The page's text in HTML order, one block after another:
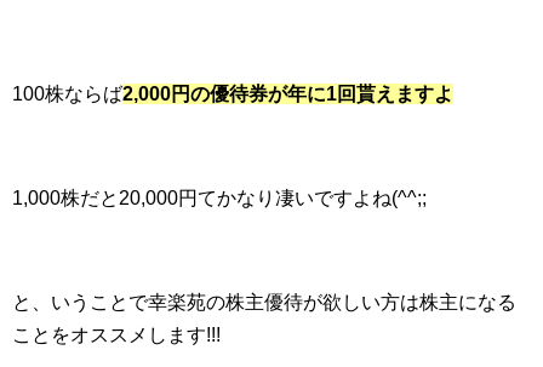
100株ならば2,000円の優待券が年に1回貰えますよ
1,000株だと20,000円てかなり凄いですよね(^^;;
と、いうことで幸楽苑の株主優待が欲しい方は株主になる
ことをオススメします!!!